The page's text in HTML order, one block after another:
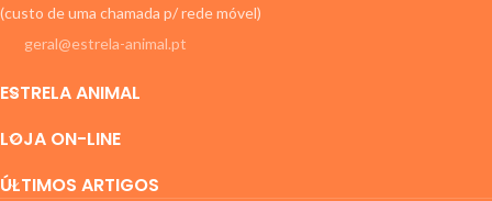
(custo de uma chamada p/ rede móvel)
geral@estrela-animal.pt
ESTRELA ANIMAL
LOJA ON-LINE
ÚLTIMOS ARTIGOS